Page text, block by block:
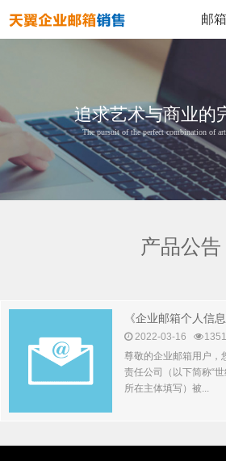
邮
追求艺术与商业的
The pursuit of the perfect combination of art
产品公告
《企业邮箱个人信
2022-03-16
尊敬的企业邮箱用户，
责任公司（以下简称“
所在主体填写）被...